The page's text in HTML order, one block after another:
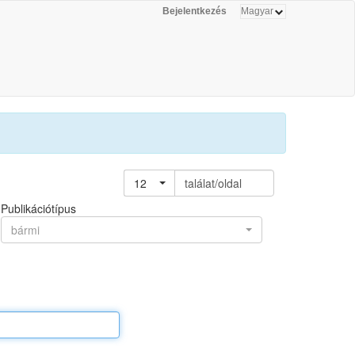
Bejelentkezés
12
találat/oldal
Publikációtípus
bármi